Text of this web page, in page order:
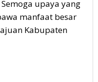
upaya yang
manfaat besar
Kabupaten